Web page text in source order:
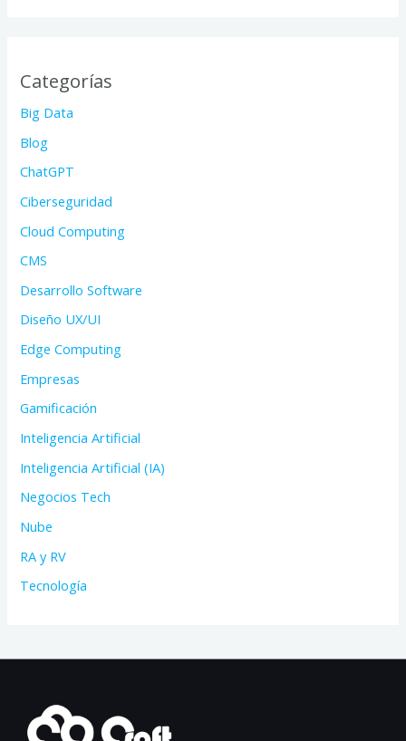
Categorías
Big Data
Blog
ChatGPT
Ciberseguridad
Cloud Computing
CMS
Desarrollo Software
Diseño UX/UI
Edge Computing
Empresas
Gamificación
Inteligencia Artificial
Inteligencia Artificial (IA)
Negocios Tech
Nube
RA y RV
Tecnología